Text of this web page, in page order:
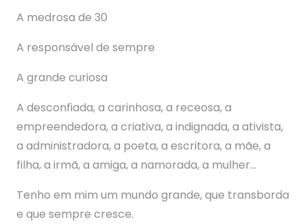
A medrosa de 30
A responsável de sempre
A grande curiosa
A desconfiada, a carinhosa, a receosa, a
empreendedora, a criativa, a indignada, a ativista,
a administradora, a poeta, a escritora, a mãe, a
filha, a irmã, a amiga, a namorada, a mulher…
Tenho em mim um mundo grande, que transborda
e que sempre cresce.